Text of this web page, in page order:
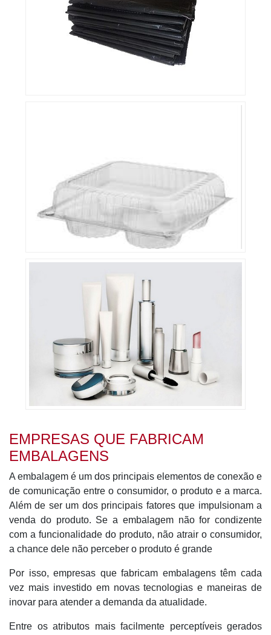
EMPRESAS QUE FABRICAM
EMBALAGENS
A embalagem é um dos principais elementos de conexão e
de comunicação entre o consumidor, o produto e a marca.
Além de ser um dos principais fatores que impulsionam a
venda do produto. Se a embalagem não for condizente
com a funcionalidade do produto, não atrair o consumidor,
a chance dele não perceber o produto é grande
Por isso, empresas que fabricam embalagens têm cada
vez mais investido em novas tecnologias e maneiras de
inovar para atender a demanda da atualidade.
Entre os atributos mais facilmente perceptíveis gerados